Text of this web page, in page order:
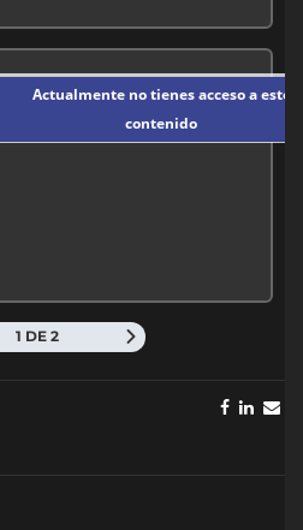
Actualmente no tienes acceso a este
contenido
1 DE 2